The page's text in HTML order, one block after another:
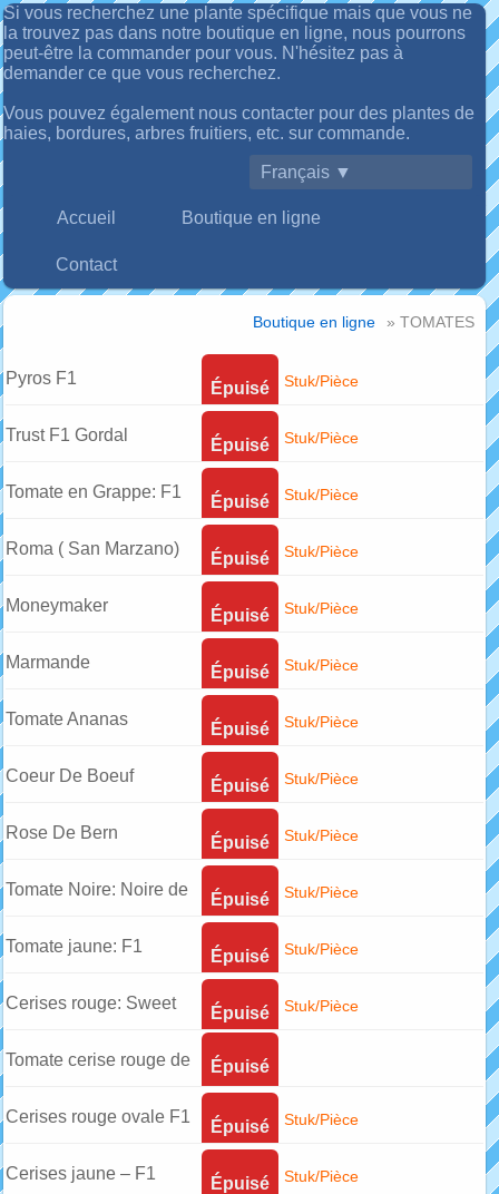
Si vous recherchez une plante spécifique mais que vous ne
la trouvez pas dans notre boutique en ligne, nous pourrons
peut-être la commander pour vous. N'hésitez pas à
demander ce que vous recherchez.
Vous pouvez également nous contacter pour des plantes de
haies, bordures, arbres fruitiers, etc. sur commande.
Français ▼
Accueil Boutique en ligne
Contact
Boutique en ligne » TOMATES
Pyros F1 Épuisé Stuk/Pièce
Trust F1 Gordal Épuisé Stuk/Pièce
Tomate en Grappe: F1
Versailles
Épuisé Stuk/Pièce
Roma ( San Marzano) Épuisé Stuk/Pièce
Moneymaker Épuisé Stuk/Pièce
Marmande Épuisé Stuk/Pièce
Tomate Ananas Épuisé Stuk/Pièce
Coeur De Boeuf Épuisé Stuk/Pièce
Rose De Bern Épuisé Stuk/Pièce
Tomate Noire: Noire de
Crimée
Épuisé Stuk/Pièce
Tomate jaune: F1
Lemon Boy
Épuisé Stuk/Pièce
Cerises rouge: Sweet
Million F1
Épuisé Stuk/Pièce
Tomate cerise rouge de
Miel
Épuisé
Cerises rouge ovale F1
Red pearshaped
Épuisé Stuk/Pièce
Cerises jaune – F1 Épuisé Stuk/Pièce